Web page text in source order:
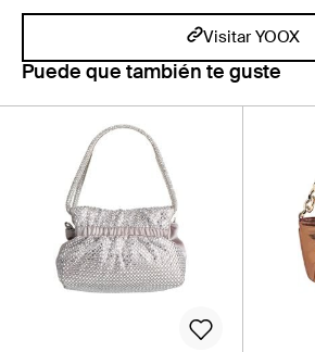
Visitar YOOX
Puede que también te guste